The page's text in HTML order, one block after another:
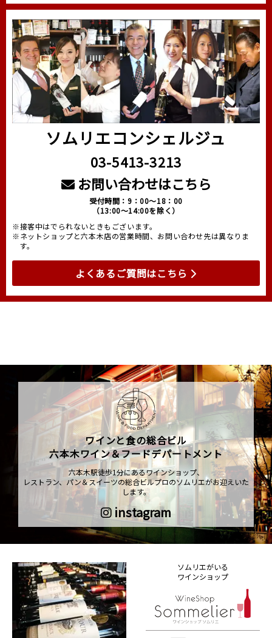
ソムリエコンシェルジュ
03-5413-3213
お問い合わせはこちら
受付時間：9：00～18：00
（13:00～14:00を除く）
※接客中はでられないときもございます。
※ネットショップと六本木店の営業時間、お問い合わせ先は異なりま
す。
よくあるご質問はこちら
ワインと食の総合ビル
六本木ワイン＆フードデパートメント
六本木駅徒歩1分にあるワインショップ、
レストラン、パン＆スイーツの総合ビルプロのソムリエがお迎えいた
します。
instagram
ソムリエがいる
ワインショップ